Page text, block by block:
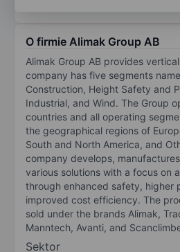
O firmie Alimak Group AB
Alimak Group AB provides
company has five segments
Construction, Height Safety and
Industrial, and Wind. The Group
countries and all operating
the geographical regions of
South and North America, and
company develops,
various solutions with a focus on
through enhanced safety, higher
improved cost efficiency. The
sold under the brands Alimak,
Manntech, Avanti, and
Sektor